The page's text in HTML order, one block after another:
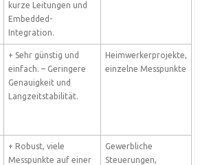
kurze Leitungen und
Embedded-
Integration.
+ Sehr günstig und
einfach. – Geringere
Genauigkeit und
Langzeitstabilität.
Heimwerkerprojekte,
einzelne Messpunkte
+ Robust, viele
Messpunkte auf einer
Gewerbliche
Steuerungen,